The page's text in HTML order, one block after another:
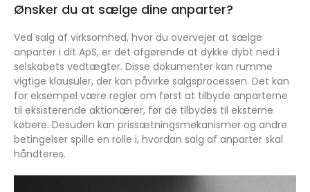
Ønsker du at sælge dine anparter?
Ved salg af virksomhed, hvor du overvejer at sælge
anparter i dit ApS, er det afgørende at dykke dybt ned i
selskabets vedtægter. Disse dokumenter kan rumme
vigtige klausuler, der kan påvirke salgsprocessen. Det kan
for eksempel være regler om først at tilbyde anparterne
til eksisterende aktionærer, før de tilbydes til eksterne
købere. Desuden kan prissætningsmekanismer og andre
betingelser spille en rolle i, hvordan salg af anparter skal
håndteres.